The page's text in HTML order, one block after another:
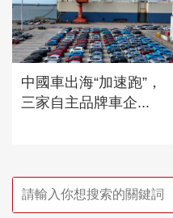
中國車出海“加速跑”，
三家自主品牌車企...